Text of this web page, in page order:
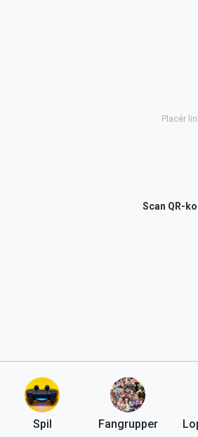
Placér
Scan QR-
Spil Fangrupper